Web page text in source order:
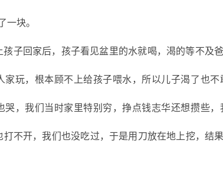
一块。
孩子回家后，孩子看见盆里的水就喝，渴的等不及
家玩，根本顾不上给孩子喂水，所以儿子渴了也
哭，我们当时家里特别穷，挣点钱志华还想攒些
打不开，我们也没吃过，于是用刀放在地上挖，结